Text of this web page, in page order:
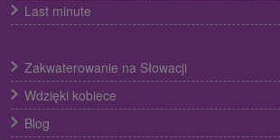
Last minute
Zakwaterowanie na Słowacji
Wdzięki kobiece
Blog